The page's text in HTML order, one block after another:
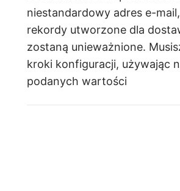
niestandardowy adres e-
rekordy utworzone dla
zostaną unieważnione.
kroki konfiguracji, używając
podanych wartości